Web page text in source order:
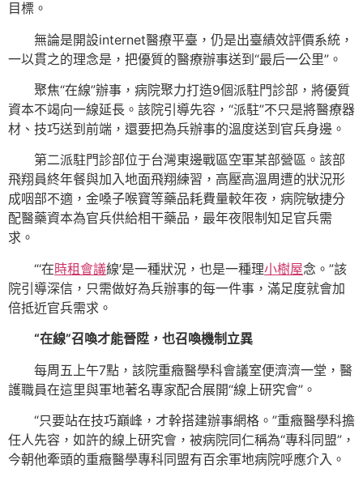
目標。
無論是開設internet醫療平臺，仍是出臺績效評價系統，
一以貫之的理念是，把優質的醫療辦事送到“最后一公里”。
聚焦“在線”辦事，病院聚力打造9個派駐門診部，將優質
資本不竭向一線延長。該院引導先容，“派駐”不只是將醫療器
材、技巧送到前端，還要把為兵辦事的溫度送到官兵身邊。
第二派駐門診部位于台灣東邊戰區空軍某部營區。該部
飛翔員終年餐與加入地面飛翔練習，高壓高溫周遭的狀況形
成咽部不適，金嗓子喉寶等藥品耗費量較年夜，病院敏捷分
配醫藥資本為官兵供給相干藥品，最年夜限制知足官兵需
求。
“‘在時租會議線’是一種狀況，也是一種理小樹屋念。”該
院引導深信，只需做好為兵辦事的每一件事，滿足度就會加
倍抵近官兵需求。
“在線”召喚才能晉陞，也召喚機制立異
每周五上午7點，該院重癥醫學科會議室便濟濟一堂，醫
護職員在這里與軍地著名專家配合展開“線上研究會”。
“只要站在技巧巔峰，才幹搭建辦事網格。”重癥醫學科擔
任人先容，如許的線上研究會，被病院同仁稱為“專科同盟”，
今朝他牽頭的重癥醫學專科同盟有百余軍地病院呼應介入。